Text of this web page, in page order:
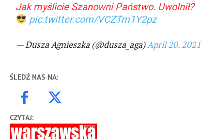
Jak myślicie Szanowni Państwo. Uwolnił?
pic.twitter.com/VCZTm1Y2pz
— Dusza Agnieszka (@dusza_aga)April 20, 2021
ŚLEDŹ NAS NA:
CZYTAJ: